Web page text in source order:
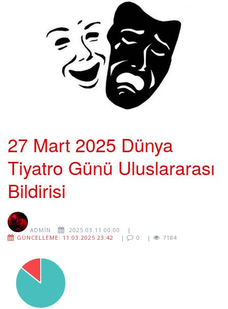
27 Mart 2025 Dünya
Tiyatro Günü Uluslararası
Bildirisi
ADMIN 2025.03.11 00:00
|
GÜNCELLEME: 11.03.2025 23:42
| 0 | 7184